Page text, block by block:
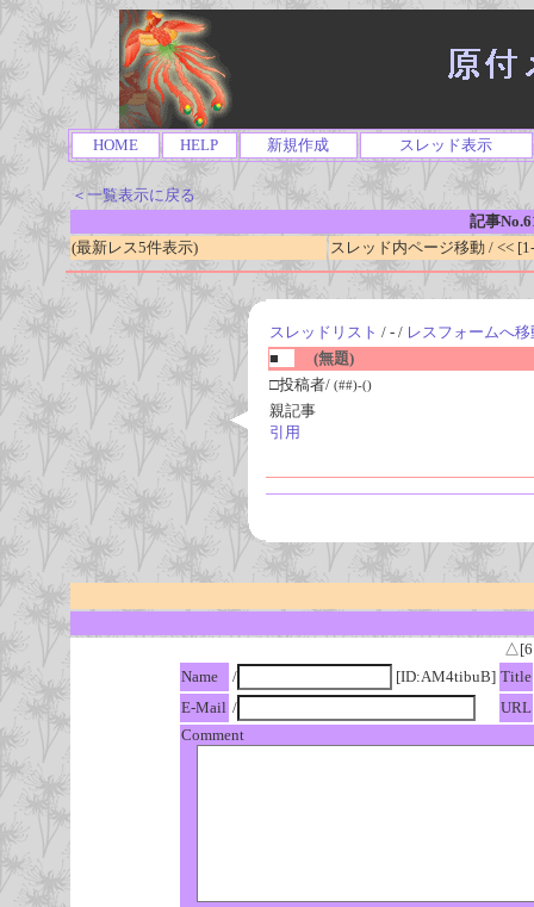
HOME HELP 新規作成 スレッド表示
＜一覧表示に戻る
記事
(最新レス5件表示)
スレッド内ページ移動 / <<
スレッドリスト / - / レスフォームへ移
■
(無題)
□投稿者/ (##)-()
親記事
引用
Name
/ [ID:AM4tibuB] Title
E-Mail /
URL
Comment